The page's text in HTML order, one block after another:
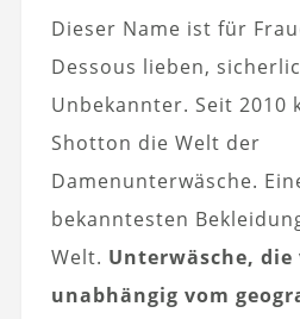
Dieser Name ist für
Dessous lieben,
Unbekannter. Seit 2010
Shotton die Welt der
Damenunterwäsche.
bekanntesten
Welt. Unterwäsche, die
unabhängig vom